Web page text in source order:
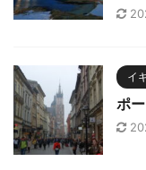
イ
ポ